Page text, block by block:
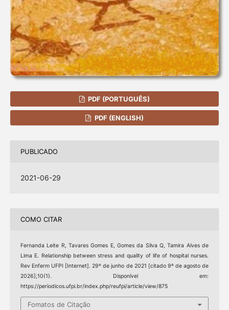
PDF (PORTUGUÊS)
PDF (ENGLISH)
PUBLICADO
2021-06-29
COMO CITAR
Fernanda Leite R, Tavares Gomes E, Gomes da Silva Q, Tamira Alves de
Lima E. Relationship between stress and quality of life of hospital nurses.
Rev Enferm UFPI [Internet]. 29º de junho de 2021 [citado 9º de agosto de
2026];10(1). Disponível em:
https://periodicos.ufpi.br/index.php/reufpi/article/view/875
Fomatos de Citação